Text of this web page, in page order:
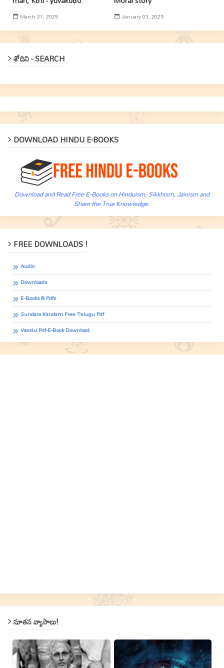
March 21, 2025 January 03, 2025
శోదిని - SEARCH
DOWNLOAD HINDU E-BOOKS
Download and Read Free E-Books on Hinduism, Sikkhism, Jainism and
Share the True Knowledge.
FREE DOWNLOADS !
Audio
Downloads
E-Books & Pdfs
Sundara Kandam Free Telugu Pdf
Vaastu Pdf-E-Book Download
నూతన వ్యాసాలు!